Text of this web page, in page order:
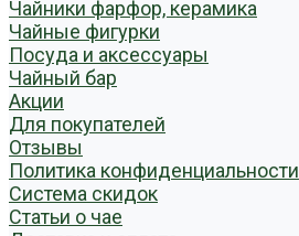
Чайники фарфор, керамика
Чайные фигурки
Посуда и аксессуары
Чайный бар
Акции
Для покупателей
Отзывы
Политика конфиденциальности
Система скидок
Статьи о чае